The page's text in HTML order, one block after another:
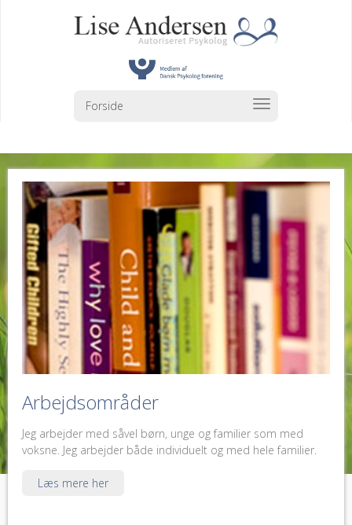
Forside
Arbejdsområder
Jeg arbejder med såvel børn, unge og familier som med
voksne. Jeg arbejder både individuelt og med hele familier.
Læs mere her